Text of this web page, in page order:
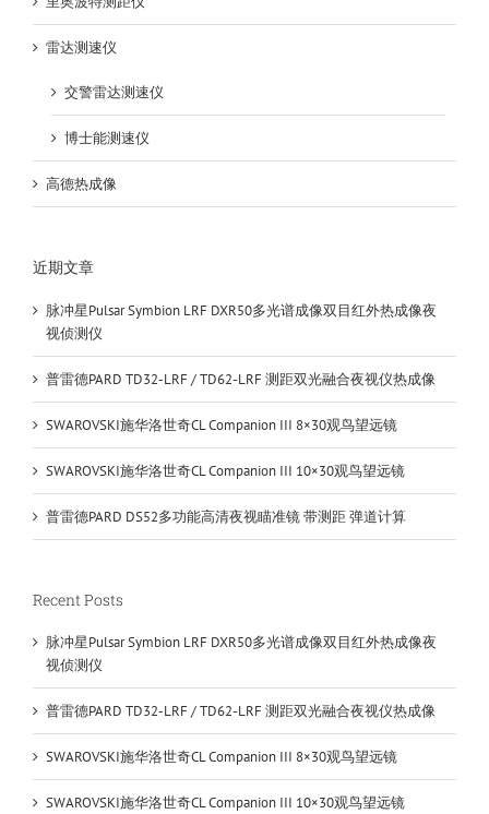
雷达测速仪
交警雷达测速仪
博士能测速仪
高德热成像
近期文章
脉冲星Pulsar Symbion LRF DXR50多光谱成像双目红外热成像夜
视侦测仪
普雷德PARD TD32-LRF / TD62-LRF 测距双光融合夜视仪热成像
SWAROVSKI施华洛世奇CL Companion III 8×30观鸟望远镜
SWAROVSKI施华洛世奇CL Companion III 10×30观鸟望远镜
普雷德PARD DS52多功能高清夜视瞄准镜 带测距 弹道计算
Recent Posts
脉冲星Pulsar Symbion LRF DXR50多光谱成像双目红外热成像夜
视侦测仪
普雷德PARD TD32-LRF / TD62-LRF 测距双光融合夜视仪热成像
SWAROVSKI施华洛世奇CL Companion III 8×30观鸟望远镜
SWAROVSKI施华洛世奇CL Companion III 10×30观鸟望远镜